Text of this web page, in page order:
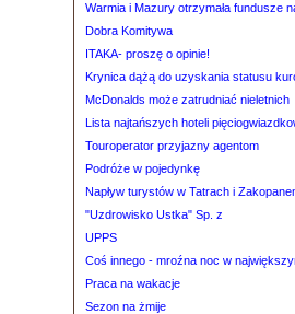
Warmia i Mazury otrzymała fundusze
Dobra Komitywa
ITAKA- proszę o opinie!
Krynica dążą do uzyskania statusu
McDonalds może zatrudniać nieletnich
Lista najtańszych hoteli
Touroperator przyjazny agentom
Podróże w pojedynkę
Napływ turystów w Tatrach i
"Uzdrowisko Ustka" Sp. z
UPPS
Coś innego - mroźna noc w
Praca na wakacje
Sezon na żmije